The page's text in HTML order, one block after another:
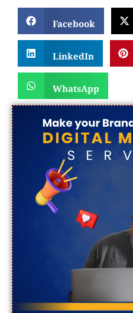
Facebook
LinkedIn
WhatsApp